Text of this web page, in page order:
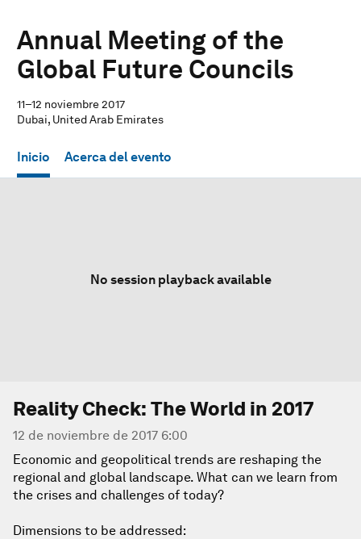
Annual Meeting of the
Global Future Councils
11–12 noviembre 2017
Dubai, United Arab Emirates
Inicio Acerca del evento
No session playback available
Reality Check: The World in 2017
12 de noviembre de 2017 6:00
Economic and geopolitical trends are reshaping the
regional and global landscape. What can we learn from
the crises and challenges of today?
Dimensions to be addressed: